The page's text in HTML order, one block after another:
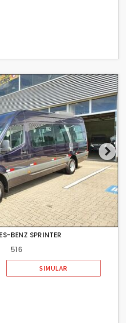
BENZ SPRINTER
516
SIMULAR